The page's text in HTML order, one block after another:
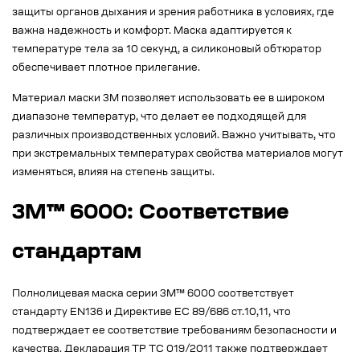
защиты органов дыхания и зрения работника в условиях, где
важна надежность и комфорт. Маска адаптируется к
температуре тела за 10 секунд, а силиконовый обтюратор
обеспечивает плотное прилегание.
Материал маски 3М позволяет использовать ее в широком
диапазоне температур, что делает ее подходящей для
различных производственных условий. Важно учитывать, что
при экстремальных температурах свойства материалов могут
изменяться, влияя на степень защиты.
3M™ 6000: Соответствие
стандартам
Полнолицевая маска серии 3М™ 6000 соответствует
стандарту EN136 и Директиве ЕС 89/686 ст.10,11, что
подтверждает ее соответствие требованиям безопасности и
качества. Декларация ТР ТС 019/2011 также подтверждает